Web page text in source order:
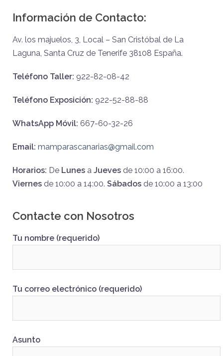
Información de Contacto:
Av. los majuelos, 3, Local – San Cristóbal de La
Laguna, Santa Cruz de Tenerife 38108 España.
Teléfono Taller: 922-82-08-42
Teléfono Exposición: 922-52-88-88
WhatsApp Móvil: 667-60-32-26
Email: mamparascanarias@gmail.com
Horarios: De Lunes a Jueves de 10:00 a 16:00.
Viernes de 10:00 a 14:00. Sábados de 10:00 a 13:00
Contacte con Nosotros
Tu nombre (requerido)
Tu correo electrónico (requerido)
Asunto